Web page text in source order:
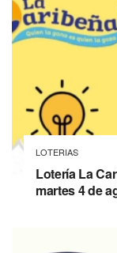
LOTERIAS
Lotería La
martes 4 de